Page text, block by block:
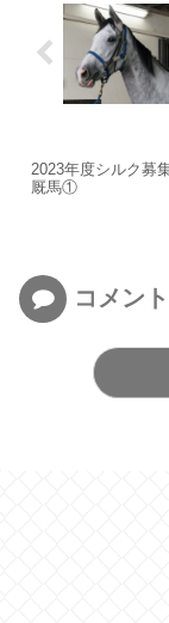
2023年度シルク募
厩馬①
コメント